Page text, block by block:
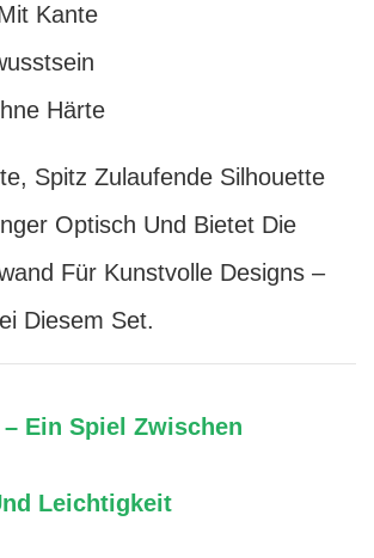
Kante
Härte
Spitz Zulaufende Silhouette
Optisch Und Bietet Die
Für Kunstvolle Designs –
Diesem Set.
Ein Spiel Zwischen
Leichtigkeit